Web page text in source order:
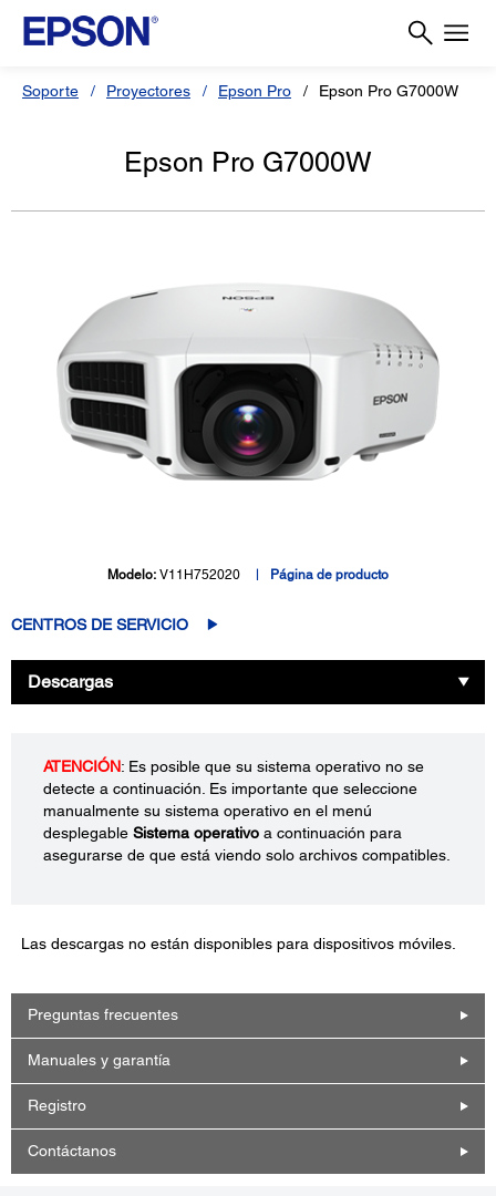
Soporte Proyectores Epson Pro Epson Pro G7000W
Epson Pro G7000W
Modelo: V11H752020 Página de producto
CENTROS DE SERVICIO
Descargas
ATENCIÓN: Es posible que su sistema operativo no se
detecte a continuación. Es importante que seleccione
manualmente su sistema operativo en el menú
desplegable Sistema operativo a continuación para
asegurarse de que está viendo solo archivos compatibles.
Las descargas no están disponibles para dispositivos móviles.
Preguntas frecuentes
Manuales y garantía
Registro
Contáctanos